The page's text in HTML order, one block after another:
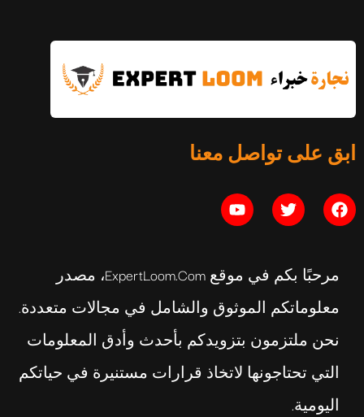
ابق على تواصل معنا
مرحبًا بكم في موقع ExpertLoom.com، مصدر
معلوماتكم الموثوق والشامل في مجالات متعددة.
نحن ملتزمون بتزويدكم بأحدث وأدق المعلومات
التي تحتاجونها لاتخاذ قرارات مستنيرة في حياتكم
اليومية.